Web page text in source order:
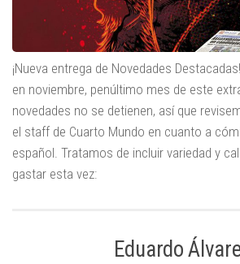
¡Nueva entrega de Novedades
en noviembre, penúltimo mes de este
novedades no se detienen, así que
el staff de Cuarto Mundo en cuanto a
español. Tratamos de incluir variedad y
gastar esta vez:
Eduardo